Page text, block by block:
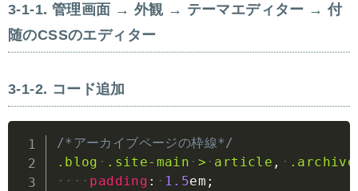
管理画面 → 外観 → テーマエディター → 付
随のCSSのエディター
コード追加
/*アーカイブページの枠線*/
.blog
.site-main > article ,
.archive
padding : 1.5em ;